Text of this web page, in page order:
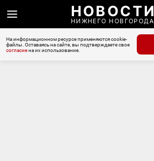
НОВОСТИ
НИЖНЕГО НОВГОРОДА
На информационном ресурсе применяются cookie-
файлы. Оставаясь на сайте, вы подтверждаете свое
согласиена их использование.